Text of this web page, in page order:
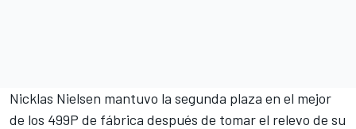
Nicklas Nielsen mantuvo la segunda plaza en el mejor
de los 499P de fábrica después de tomar el relevo de su